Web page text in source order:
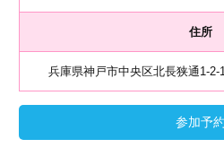
住所
兵庫県神戸市中央区北長狭通1-
参加予約